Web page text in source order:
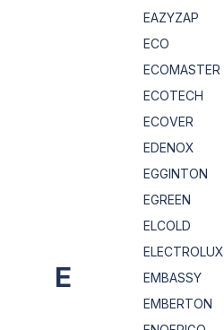
E
EAZYZAP
ECO
ECOMASTER
ECOTECH
ECOVER
EDENOX
EGGINTON
EGREEN
ELCOLD
ELECTROLUX
EMBASSY
EMBERTON